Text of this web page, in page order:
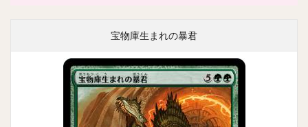
宝物庫生まれの暴君